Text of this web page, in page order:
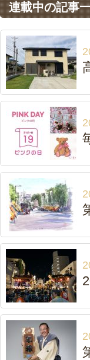
連載中の記事